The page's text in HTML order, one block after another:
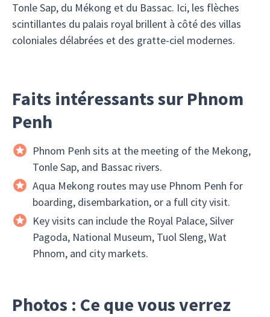
Tonle Sap, du Mékong et du Bassac. Ici, les flèches
scintillantes du palais royal brillent à côté des villas
coloniales délabrées et des gratte-ciel modernes.
Faits intéressants sur Phnom
Penh
Phnom Penh sits at the meeting of the Mekong,
Tonle Sap, and Bassac rivers.
Aqua Mekong routes may use Phnom Penh for
boarding, disembarkation, or a full city visit.
Key visits can include the Royal Palace, Silver
Pagoda, National Museum, Tuol Sleng, Wat
Phnom, and city markets.
Photos : Ce que vous verrez